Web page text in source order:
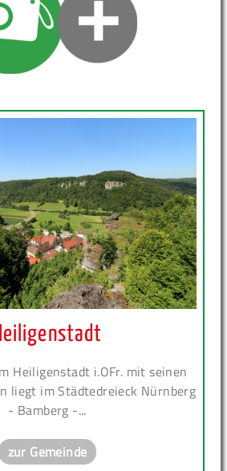
Heiligenstadt i.OFr. mit seinen
liegt im Städtedreieck Nürnberg
- Bamberg -...
zur Gemeinde